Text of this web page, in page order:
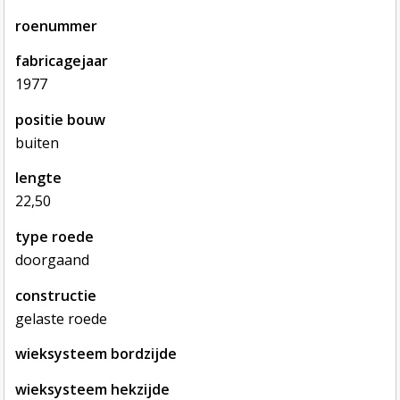
roenummer
fabricagejaar
1977
positie bouw
buiten
lengte
22,50
type roede
doorgaand
constructie
gelaste roede
wieksysteem bordzijde
wieksysteem hekzijde